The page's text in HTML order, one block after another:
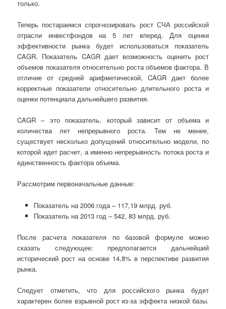
только.
Теперь постараемся спрогнозировать рост СЧА российской
отрасли инвестфондов на 5 лет вперед. Для оценки
эффективности рынка будет использоваться показатель
CAGR. Показатель CAGR дает возможность оценить рост
объемов показателя относительно роста объемов фактора. В
отличие от средней арифметической, CAGR дает более
корректные показатели относительно длительного роста и
оценки потенциала дальнейшего развития.
CAGR – это показатель, который зависит от объема и
количества лет непрерывного роста. Тем не менее,
существует несколько допущений относительно модели, по
которой идет расчет, а именно непрерывность потока роста и
единственность фактора объема.
Рассмотрим первоначальные данные:
Показатель на 2006 года – 117,19 млрд. руб.
Показатель на 2013 год – 542, 83 млрд. руб.
После расчета показателя по базовой формуле можно
сказать следующее: предполагается дальнейший
исторический рост на основе 14,8% в перспективе развития
рынка.
Следует отметить, что для российского рынка будет
характерен более взрывной рост из-за эффекта низкой базы.